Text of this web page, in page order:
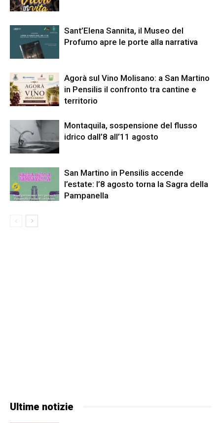
Sant’Elena Sannita, il Museo del
Profumo apre le porte alla narrativa
Agorà sul Vino Molisano: a San Martino
in Pensilis il confronto tra cantine e
territorio
Montaquila, sospensione del flusso
idrico dall’8 all’11 agosto
San Martino in Pensilis accende
l’estate: l’8 agosto torna la Sagra della
Pampanella
Ultime notizie